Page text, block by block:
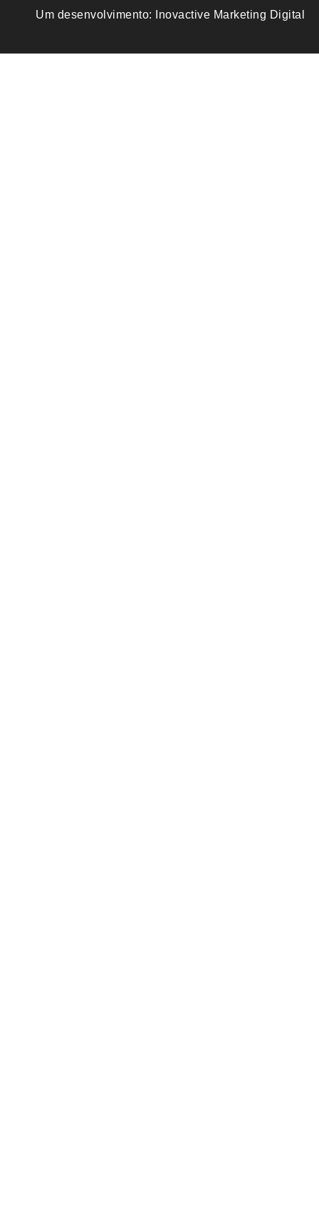
Um desenvolvimento: Inovactive Marketing Digital